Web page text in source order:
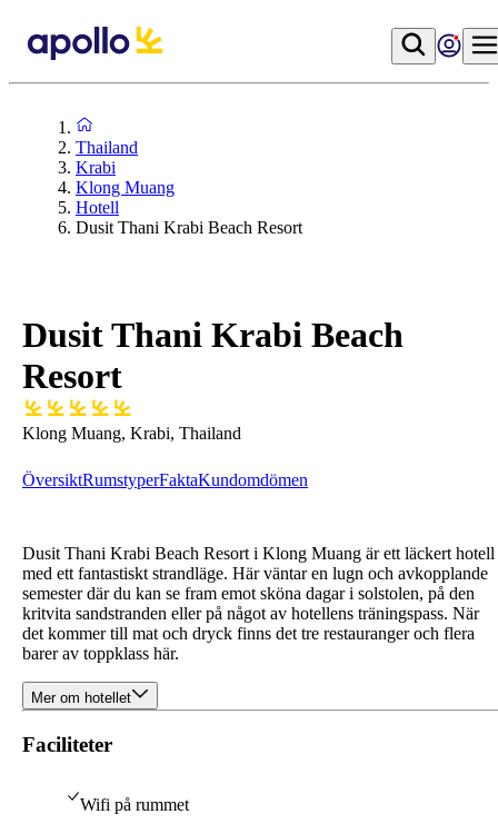
Thailand
Krabi
Klong Muang
Hotell
Dusit Thani Krabi Beach Resort
Dusit Thani Krabi Beach
Resort
Klong Muang, Krabi, Thailand
ÖversiktRumstyperFaktaKundomdömen
Dusit Thani Krabi Beach Resort i Klong Muang är ett läckert hotell
med ett fantastiskt strandläge. Här väntar en lugn och avkopplande
semester där du kan se fram emot sköna dagar i solstolen, på den
kritvita sandstranden eller på något av hotellens träningspass. När
det kommer till mat och dryck finns det tre restauranger och flera
barer av toppklass här.
Mer om hotellet
Faciliteter
Wifi på rummet